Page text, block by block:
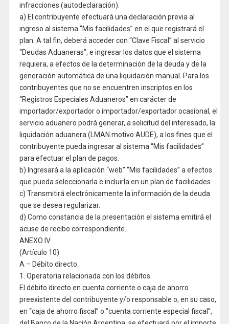
infracciones (autodeclaración):
a) El contribuyente efectuará una declaración previa al
ingreso al sistema “Mis facilidades” en el que registrará el
plan. A tal fin, deberá acceder con “Clave Fiscal” al servicio
“Deudas Aduaneras”, e ingresar los datos que el sistema
requiera, a efectos de la determinación de la deuda y de la
generación automática de una liquidación manual. Para los
contribuyentes que no se encuentren inscriptos en los
“Registros Especiales Aduaneros” en carácter de
importador/exportador o importador/exportador ocasional, el
servicio aduanero podrá generar, a solicitud del interesado, la
liquidación aduanera (LMAN motivo AUDE), a los fines que el
contribuyente pueda ingresar al sistema “Mis facilidades”
para efectuar el plan de pagos.
b) Ingresará a la aplicación “web” “Mis facilidades” a efectos
que pueda seleccionarla e incluirla en un plan de facilidades.
c) Transmitirá electrónicamente la información de la deuda
que se desea regularizar.
d) Como constancia de la presentación el sistema emitirá el
acuse de recibo correspondiente.
ANEXO IV
(Artículo 10)
A – Débito directo.
1. Operatoria relacionada con los débitos.
El débito directo en cuenta corriente o caja de ahorro
preexistente del contribuyente y/o responsable o, en su caso,
en “caja de ahorro fiscal” o “cuenta corriente especial fiscal”,